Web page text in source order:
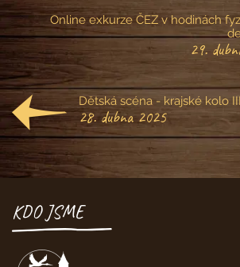
Online exkurze ČEZ v hodinách
29.
Dětská scéna - krajské kolo
28. dubna 2025
KDO JSME